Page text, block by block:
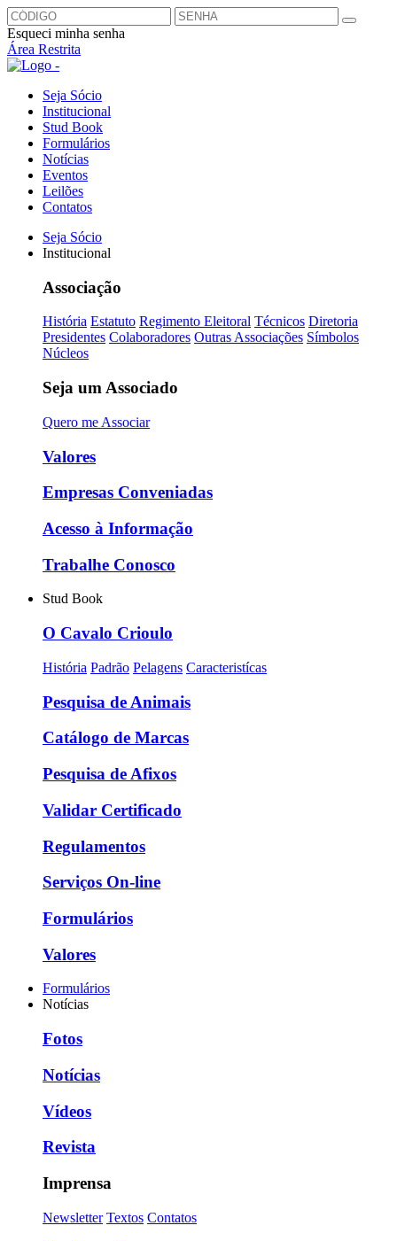
Esqueci minha senha
Área Restrita
Seja Sócio
Institucional
Stud Book
Formulários
Notícias
Eventos
Leilões
Contatos
Seja Sócio
Institucional
Associação
História Estatuto Regimento Eleitoral Técnicos Diretoria
Presidentes Colaboradores Outras Associações Símbolos
Núcleos
Seja um Associado
Quero me Associar
Valores
Empresas Conveniadas
Acesso à Informação
Trabalhe Conosco
Stud Book
O Cavalo Crioulo
História Padrão Pelagens Caracteristícas
Pesquisa de Animais
Catálogo de Marcas
Pesquisa de Afixos
Validar Certificado
Regulamentos
Serviços On-line
Formulários
Valores
Formulários
Notícias
Fotos
Notícias
Vídeos
Revista
Imprensa
Newsletter Textos Contatos